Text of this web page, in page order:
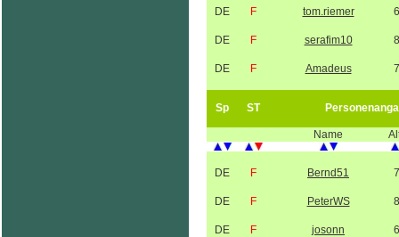
DE F tom.riemer
DE F serafim10
DE F Amadeus
Sp ST
Name
DE F Bernd51
DE F PeterWS
DE F josonn